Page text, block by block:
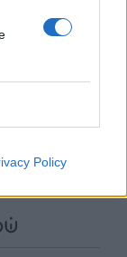
Policy
το
του AI